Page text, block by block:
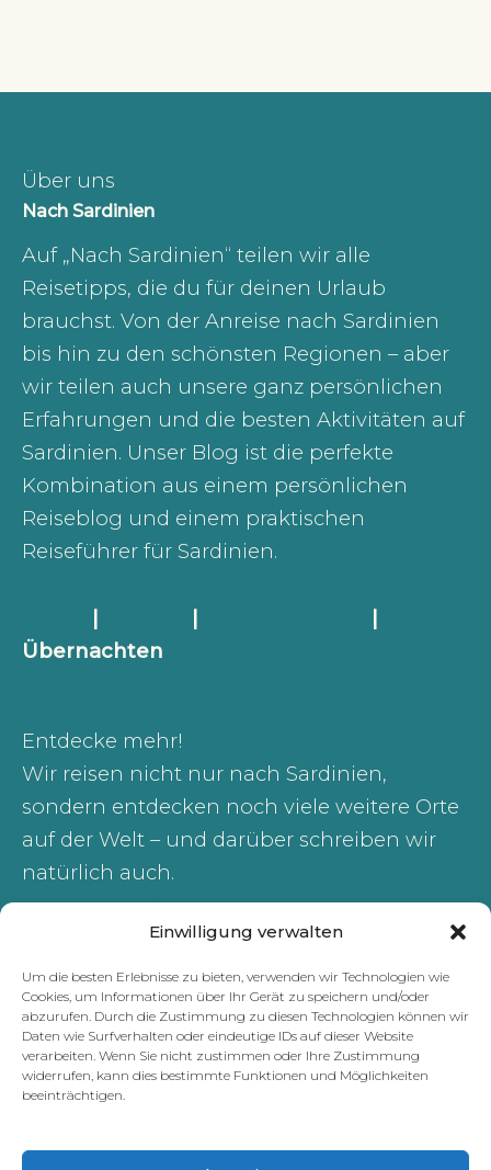
Einwilligung verwalten
Um die besten Erlebnisse zu bieten, verwenden wir Technologien wie
Cookies, um Informationen über Ihr Gerät zu speichern und/oder
abzurufen. Durch die Zustimmung zu diesen Technologien können wir
Daten wie Surfverhalten oder eindeutige IDs auf dieser Website
verarbeiten. Wenn Sie nicht zustimmen oder Ihre Zustimmung
widerrufen, kann dies bestimmte Funktionen und Möglichkeiten
beeinträchtigen.
Über uns
Nach Sardinien
Auf „Nach Sardinien“ teilen wir alle
Reisetipps, die du für deinen Urlaub
brauchst. Von der Anreise nach Sardinien
bis hin zu den schönsten Regionen – aber
wir teilen auch unsere ganz persönlichen
Erfahrungen und die besten Aktivitäten auf
Sardinien. Unser Blog ist die perfekte
Kombination aus einem persönlichen
Reiseblog und einem praktischen
Reiseführer für Sardinien.
| |
|
Übernachten
Entdecke mehr!
Wir reisen nicht nur nach Sardinien,
sondern entdecken noch viele weitere Orte
auf der Welt – und darüber schreiben wir
natürlich auch.
Unserem Reiseblog
Hast du Fragen, Anmerkungen oder
Geheimtipps? Du erreichst uns unter
hoi@waarzijnze.nl
Madeira